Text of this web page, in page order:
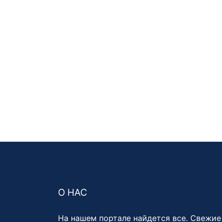
О НАС
На нашем портале найдется все. Свежие